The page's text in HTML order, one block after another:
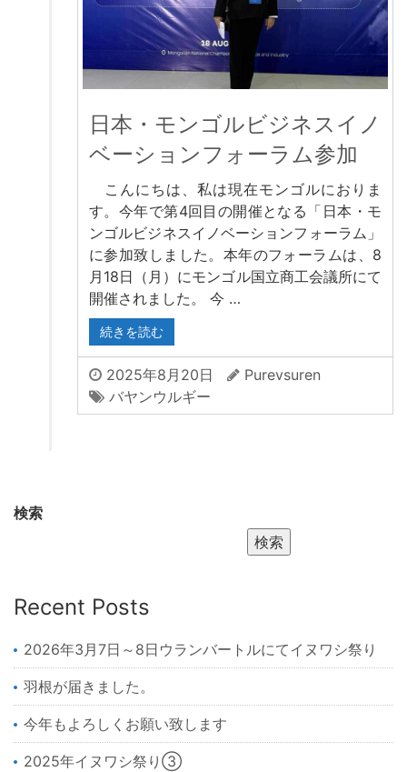
日本・モンゴルビジネスイノ
ベーションフォーラム参加
こんにちは、私は現在モンゴルにおりま
す。今年で第4回目の開催となる「日本・モ
ンゴルビジネスイノベーションフォーラム」
に参加致しました。本年のフォーラムは、8
月18日（月）にモンゴル国立商工会議所にて
開催されました。 今 …
続きを読む
2025年8月20日
Purevsuren
バヤンウルギー
検索
検索
Recent Posts
2026年3月7日～8日ウランバートルにてイヌワシ祭り
羽根が届きました。
今年もよろしくお願い致します
2025年イヌワシ祭り③